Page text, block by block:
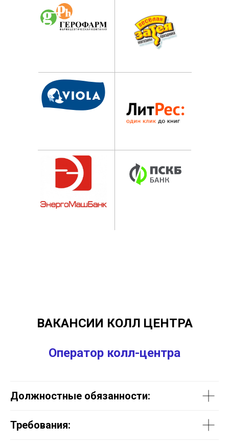
ВАКАНСИИ КОЛЛ ЦЕНТРА
Оператор колл-центра
Должностные обязанности:
Требования: